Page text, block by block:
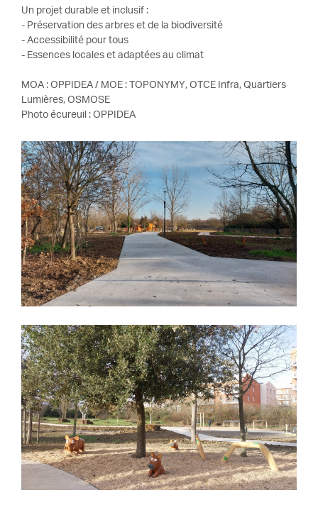
Un projet durable et inclusif :
- Préservation des arbres et de la biodiversité
- Accessibilité pour tous
- Essences locales et adaptées au climat
MOA : OPPIDEA / MOE : TOPONYMY, OTCE Infra, Quartiers
Lumières, OSMOSE
Photo écureuil : OPPIDEA